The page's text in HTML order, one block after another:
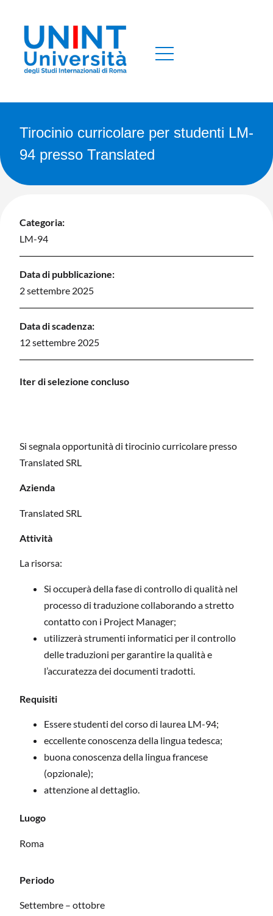
Tirocinio curricolare per studenti LM-
94 presso Translated
Categoria:
LM-94
Data di pubblicazione:
2 settembre 2025
Data di scadenza:
12 settembre 2025
Iter di selezione concluso
Si segnala opportunità di tirocinio curricolare presso
Translated SRL
Azienda
Translated SRL
Attività
La risorsa:
Si occuperà della fase di controllo di qualità nel
processo di traduzione collaborando a stretto
contatto con i Project Manager;
utilizzerà strumenti informatici per il controllo
delle traduzioni per garantire la qualità e
l’accuratezza dei documenti tradotti.
Requisiti
Essere studenti del corso di laurea LM-94;
eccellente conoscenza della lingua tedesca;
buona conoscenza della lingua francese
(opzionale);
attenzione al dettaglio.
Luogo
Roma
Periodo
Settembre – ottobre